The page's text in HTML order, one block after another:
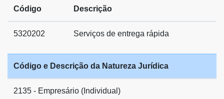
Código Descrição
5320202 Serviços de entrega rápida
Código e Descrição da Natureza Jurídica
2135 - Empresário (Individual)